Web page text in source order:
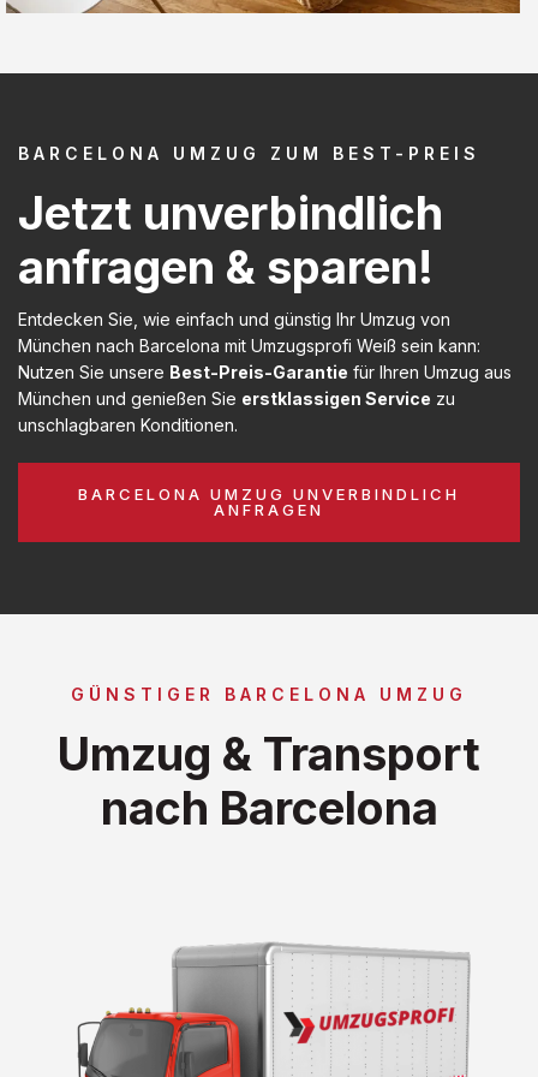
BARCELONA UMZUG ZUM BEST-PREIS
Jetzt unverbindlich
anfragen & sparen!
Entdecken Sie, wie einfach und günstig Ihr Umzug von
München nach Barcelona mit Umzugsprofi Weiß sein kann:
Nutzen Sie unsere Best-Preis-Garantie für Ihren Umzug aus
München und genießen Sie erstklassigen Service zu
unschlagbaren Konditionen.
BARCELONA UMZUG UNVERBINDLICH
ANFRAGEN
GÜNSTIGER BARCELONA UMZUG
Umzug & Transport
nach Barcelona